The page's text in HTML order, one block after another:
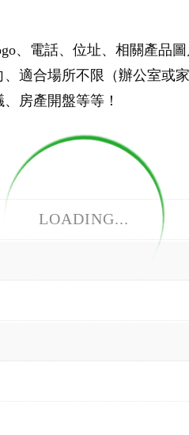
LOADING...
、電話、位址、相關產品圖
適合場所不限（辦公室或家
房產開盤等等！